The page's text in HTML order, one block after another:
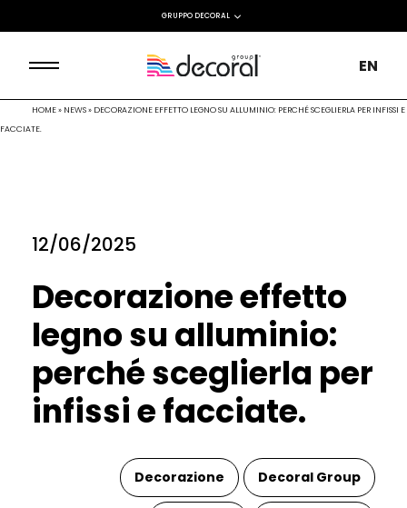
GRUPPO DECORAL
EN
HOME» NEWS» DECORAZIONE EFFETTO LEGNO SU ALLUMINIO: PERCHÉ SCEGLIERLA PER INFISSI E
FACCIATE.
12/06/2025
Decorazione effetto
legno su alluminio:
perché sceglierla per
infissi e facciate.
Decoral Group
Decorazione